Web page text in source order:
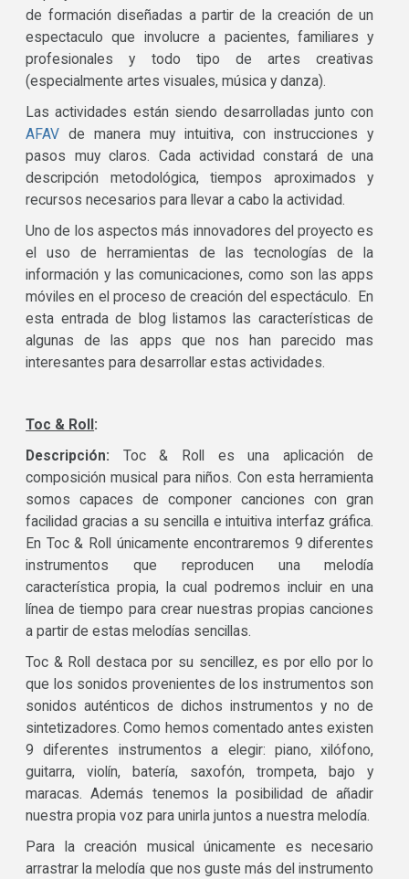
de formación diseñadas a partir de la creación de un
espectaculo que involucre a pacientes, familiares y
profesionales y todo tipo de artes creativas
(especialmente artes visuales, música y danza).
Las actividades están siendo desarrolladas junto con
AFAV de manera muy intuitiva, con instrucciones y
pasos muy claros. Cada actividad constará de una
descripción metodológica, tiempos aproximados y
recursos necesarios para llevar a cabo la actividad.
Uno de los aspectos más innovadores del proyecto es
el uso de herramientas de las tecnologías de la
información y las comunicaciones, como son las apps
móviles en el proceso de creación del espectáculo. En
esta entrada de blog listamos las características de
algunas de las apps que nos han parecido mas
interesantes para desarrollar estas actividades.
Toc & Roll :
Descripción: Toc & Roll es una aplicación de
composición musical para niños. Con esta herramienta
somos capaces de componer canciones con gran
facilidad gracias a su sencilla e intuitiva interfaz gráfica.
En Toc & Roll únicamente encontraremos 9 diferentes
instrumentos que reproducen una melodía
característica propia, la cual podremos incluir en una
línea de tiempo para crear nuestras propias canciones
a partir de estas melodías sencillas.
Toc & Roll destaca por su sencillez, es por ello por lo
que los sonidos provenientes de los instrumentos son
sonidos auténticos de dichos instrumentos y no de
sintetizadores. Como hemos comentado antes existen
9 diferentes instrumentos a elegir: piano, xilófono,
guitarra, violín, batería, saxofón, trompeta, bajo y
maracas. Además tenemos la posibilidad de añadir
nuestra propia voz para unirla juntos a nuestra melodía.
Para la creación musical únicamente es necesario
arrastrar la melodía que nos guste más del instrumento